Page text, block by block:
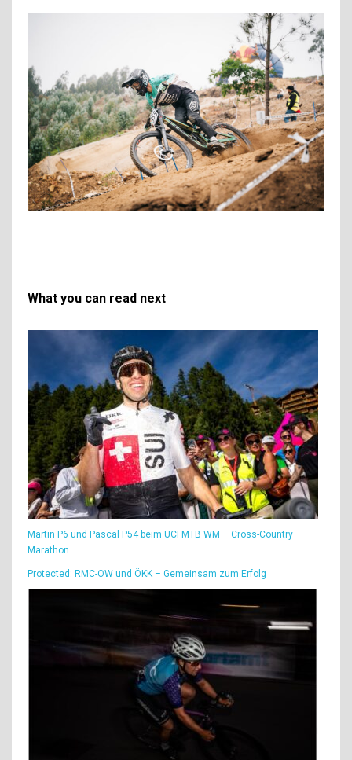
What you can read next
Martin P6 und Pascal P54 beim UCI MTB WM – Cross-Country
Marathon
Protected: RMC-OW und ÖKK – Gemeinsam zum Erfolg